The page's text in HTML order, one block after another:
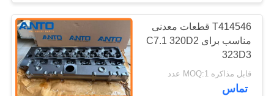
موتور سفر بیل
مکانیکی
T414546 قطعات معدنی
مناسب برای C7.1 320D2
323D3
قابل مذاکره MOQ:1 عدد
تماس